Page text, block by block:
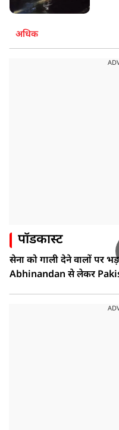
अधिक
पॉडकास्ट
सेना को गाली देने वालों पर
Abhinandan से लेकर